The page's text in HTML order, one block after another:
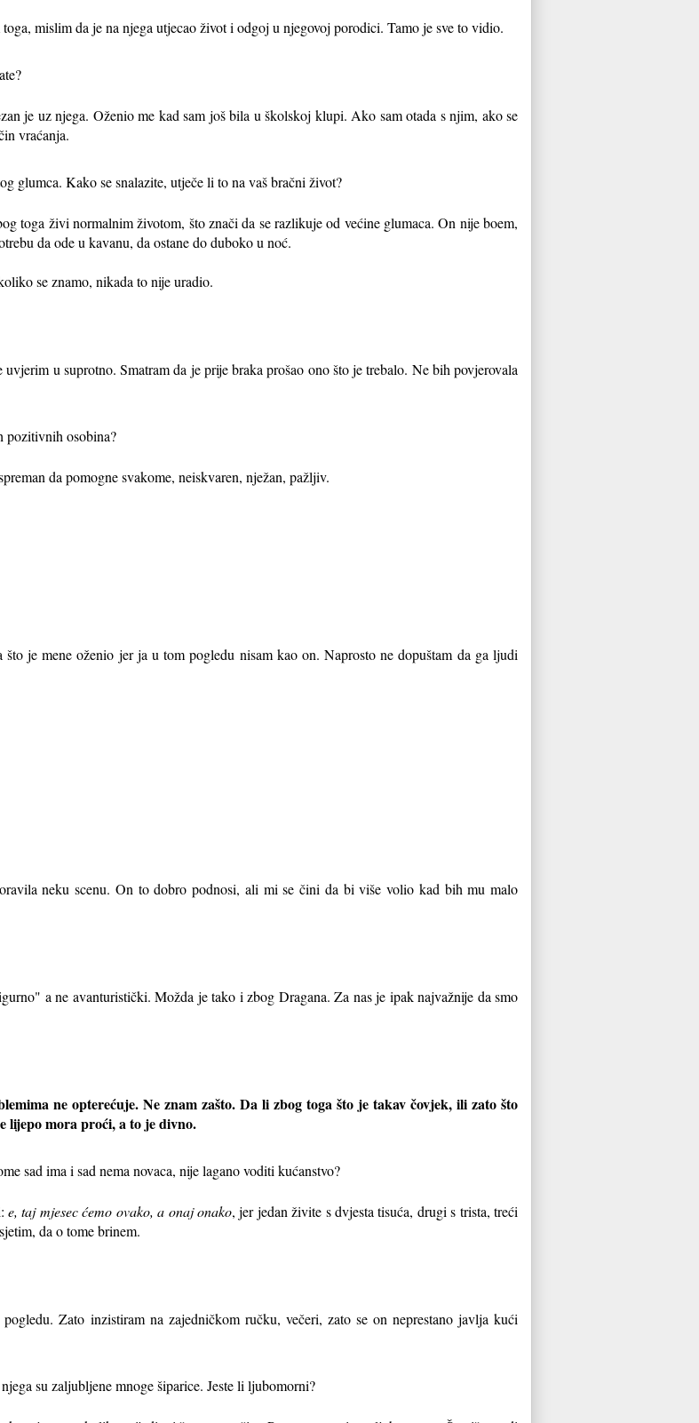
mislim da je na njega utjecao život i odgoj u njegovoj porodici. Tamo je sve to vidio.
je uz njega. Oženio me kad sam još bila u školskoj klupi. Ako sam otada s njim, ako se
vraćanja.
glumca. Kako se snalazite, utječe li to na vaš bračni život?
toga živi normalnim životom, što znači da se razlikuje od većine glumaca. On nije boem,
da ode u kavanu, da ostane do duboko u noć.
se znamo, nikada to nije uradio.
u suprotno. Smatram da je prije braka prošao ono što je trebalo. Ne bih povjerovala
pozitivnih osobina?
da pomogne svakome, neiskvaren, nježan, pažljiv.
je mene oženio jer ja u tom pogledu nisam kao on. Naprosto ne dopuštam da ga ljudi
neku scenu. On to dobro podnosi, ali mi se čini da bi više volio kad bih mu malo
a ne avanturistički. Možda je tako i zbog Dragana. Za nas je ipak najvažnije da smo
ne opterećuje. Ne znam zašto. Da li zbog toga što je takav čovjek, ili zato što
lijepo mora proći, a to je divno.
sad ima i sad nema novaca, nije lagano voditi kućanstvo?
e, taj mjesec ćemo ovako, a onaj onako, jer jedan živite s dvjesta tisuća, drugi s trista, treći
da o tome brinem.
Zato inzistiram na zajedničkom ručku, večeri, zato se on neprestano javlja kući
su zaljubljene mnoge šiparice. Jeste li ljubomorni?